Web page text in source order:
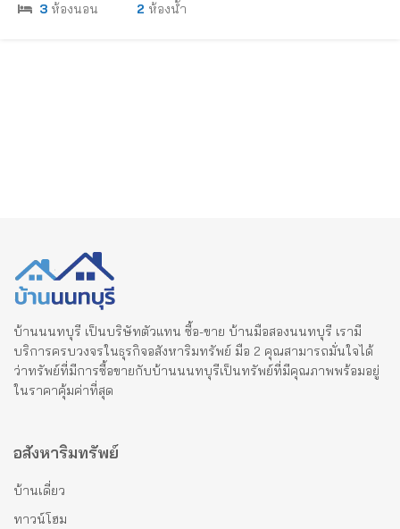
3 ห้องนอน 2 ห้องน้ำ
บ้านนนทบุรี เป็นบริษัทตัวแทน ซื้อ-ขาย บ้านมือสองนนทบุรี เรามี
บริการครบวงจรในธุรกิจอสังหาริมทรัพย์ มือ 2 คุณสามารถมั่นใจได้
ว่าทรัพย์ที่มีการซื้อขายกับบ้านนนทบุรีเป็นทรัพย์ที่มีคุณภาพพร้อมอยู่
ในราคาคุ้มค่าที่สุด
อสังหาริมทรัพย์
บ้านเดี่ยว
ทาวน์โฮม